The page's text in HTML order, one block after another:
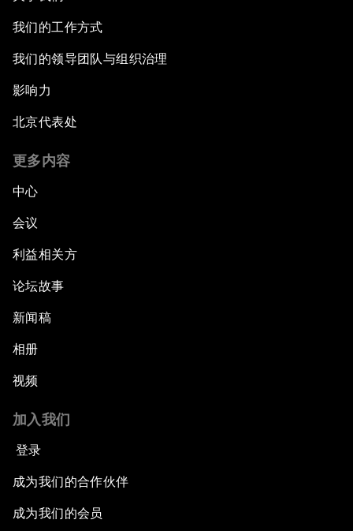
我们的工作方式
我们的领导团队与组织治理
影响力
北京代表处
更多内容
中心
会议
利益相关方
论坛故事
新闻稿
相册
视频
加入我们
登录
成为我们的合作伙伴
成为我们的会员